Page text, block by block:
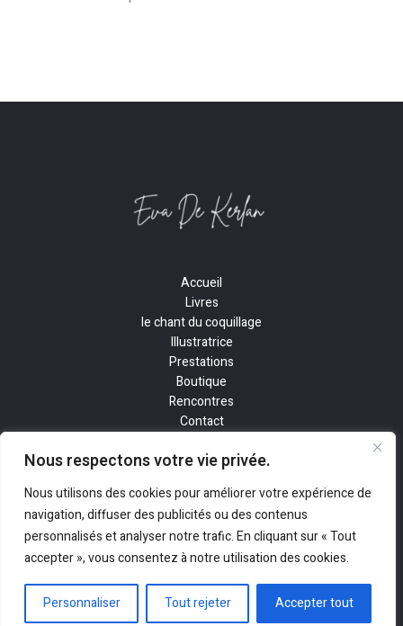
Nous respectons votre vie privée.
Nous utilisons des cookies pour améliorer votre expérience de
navigation, diffuser des publicités ou des contenus
personnalisés et analyser notre trafic. En cliquant sur « Tout
accepter », vous consentez à notre utilisation des cookies.
Personnaliser Tout rejeter Accepter tout
Accueil
Livres
le chant du coquillage
Illustratrice
Prestations
Boutique
Rencontres
Contact
Copyright © 2026 Eva De Kerlan |Mentions Légales| Réalisé par